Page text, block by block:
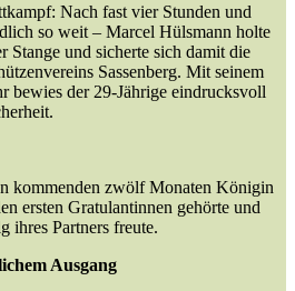
Nach fast vier Stunden und
so weit – Marcel Hülsmann holte
Stange und sicherte sich damit die
Sassenberg. Mit seinem
bewies der 29-Jährige eindrucksvoll
kommenden zwölf Monaten Königin
ersten Gratulantinnen gehörte und
ihres Partners freute.
Ausgang